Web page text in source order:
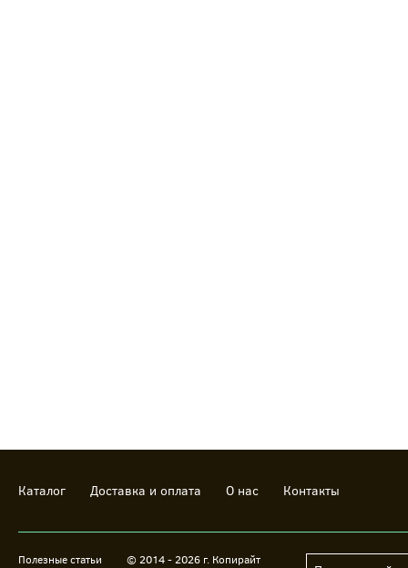
Каталог Доставка и оплата О нас Контакты
Полезные статьи © 2014 - 2026 г. Копирайт